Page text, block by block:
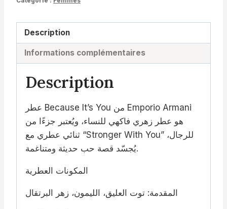
Description
Informations complémentaires
Description
عطر Because It’s You من Emporio Armani
هو عطر زهري فاكهي للنساء، ويُعتبر جزءًا من
ثنائي عطري مع “Stronger With You” للرجال،
يُجسّد قصة حب حديثة ومتناغمة.
المكونات العطرية
المقدمة: توت العليق، الليمون، زهر البرتقال